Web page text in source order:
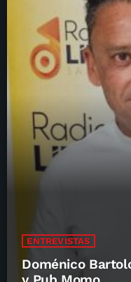
ENTREVISTAS
Doménico